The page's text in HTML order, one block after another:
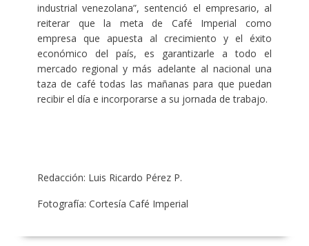
industrial venezolana”, sentenció el empresario, al
reiterar que la meta de Café Imperial como
empresa que apuesta al crecimiento y el éxito
económico del país, es garantizarle a todo el
mercado regional y más adelante al nacional una
taza de café todas las mañanas para que puedan
recibir el día e incorporarse a su jornada de trabajo.
Redacción: Luis Ricardo Pérez P.
Fotografía: Cortesía Café Imperial